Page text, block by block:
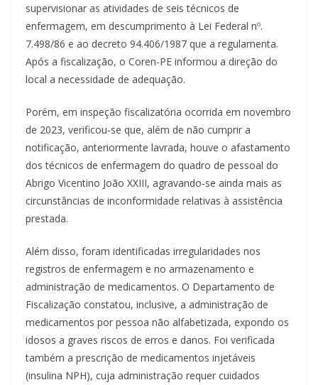
supervisionar as atividades de seis técnicos de
enfermagem, em descumprimento à Lei Federal nº.
7.498/86 e ao decreto 94.406/1987 que a regulamenta.
Após a fiscalização, o Coren-PE informou a direção do
local a necessidade de adequação.
Porém, em inspeção fiscalizatória ocorrida em novembro
de 2023, verificou-se que, além de não cumprir a
notificação, anteriormente lavrada, houve o afastamento
dos técnicos de enfermagem do quadro de pessoal do
Abrigo Vicentino João XXIII, agravando-se ainda mais as
circunstâncias de inconformidade relativas à assistência
prestada.
Além disso, foram identificadas irregularidades nos
registros de enfermagem e no armazenamento e
administração de medicamentos. O Departamento de
Fiscalização constatou, inclusive, a administração de
medicamentos por pessoa não alfabetizada, expondo os
idosos a graves riscos de erros e danos. Foi verificada
também a prescrição de medicamentos injetáveis
(insulina NPH), cuja administração requer cuidados